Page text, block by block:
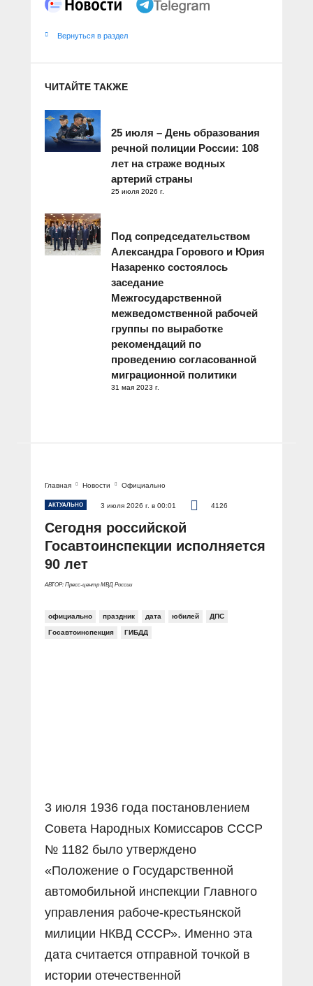
Вернуться в раздел
ЧИТАЙТЕ ТАКЖЕ
25 июля – День образования
речной полиции России: 108
лет на страже водных
артерий страны
25 июля 2026 г.
Под сопредседательством
Александра Горового и Юрия
Назаренко состоялось
заседание
Межгосударственной
межведомственной рабочей
группы по выработке
рекомендаций по
проведению согласованной
миграционной политики
31 мая 2023 г.
Главная Новости Официально
АКТУАЛЬНО 3 июля 2026 г. в 00:01 4126
Сегодня российской
Госавтоинспекции исполняется
90 лет
АВТОР: Пресс-центр МВД России
официально праздник дата юбилей ДПС
Госавтоинспекция ГИБДД
3 июля 1936 года постановлением
Совета Народных Комиссаров СССР
№ 1182 было утверждено
«Положение о Государственной
автомобильной инспекции Главного
управления рабоче-крестьянской
милиции НКВД СССР». Именно эта
дата считается отправной точкой в
истории отечественной